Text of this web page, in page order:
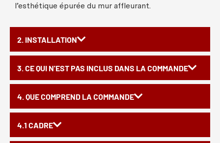
2. INSTALLATION
3. CE QUI N'EST PAS INCLUS DANS LA COMMANDE
4. QUE COMPREND LA COMMANDE
4.1 CADRE
l’esthétique épurée du mur affleurant.